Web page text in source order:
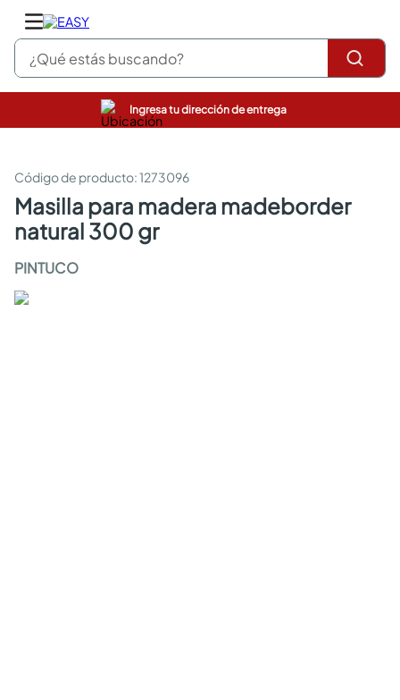
¿Qué estás buscando?
Ingresa tu dirección de entrega
:1273096
masilla para madera madeborder
natural 300 gr
PINTUCO
pinturas
sanitarios
comedor
escritorio
armarios closet
comedores